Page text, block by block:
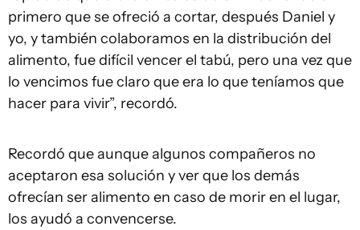
primero que se ofreció a cortar, después Daniel y
yo, y también colaboramos en la distribución del
alimento, fue difícil vencer el tabú, pero una vez que
lo vencimos fue claro que era lo que teníamos que
hacer para vivir”, recordó.
Recordó que aunque algunos compañeros no
aceptaron esa solución y ver que los demás
ofrecían ser alimento en caso de morir en el lugar,
los ayudó a convencerse.